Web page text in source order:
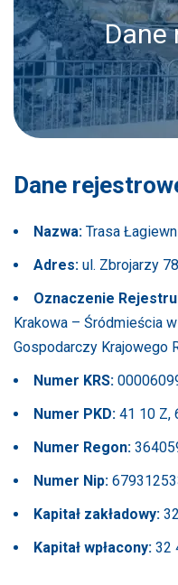
Dane
Dane
Nazwa: Trasa
Adres: ul. Zbrojarzy
Oznaczenie
Krakowa – Śródmieścia
Gospodarczy Krajowego
Numer KRS:
Numer PKD: 41 10 Z,
Numer Regon:
Numer Nip:
Kapitał zakładowy:
Kapitał wpłacony: 32